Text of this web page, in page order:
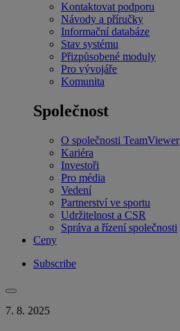
Kontaktovat podporu
Návody a příručky
Informační databáze
Stav systému
Přizpůsobené moduly
Pro vývojáře
Komunita
Společnost
O společnosti TeamViewer
Kariéra
Investoři
Pro média
Vedení
Partnerství ve sportu
Udržitelnost a CSR
Správa a řízení společnosti
Ceny
Subscribe
7. 8. 2025